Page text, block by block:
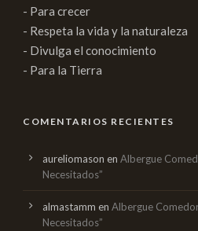
- Para crecer
- Respeta la vida y la naturaleza
- Divulga el conocimiento
- Para la Tierra
COMENTARIOS RECIENTES
aureliomason en Albergue
Necesitados”
almastamm en Albergue
Necesitados”